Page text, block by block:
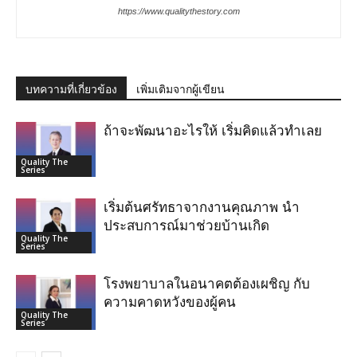
https://www.qualitythestory.com
บทความที่เกี่ยวข้อง เพิ่มเติมจากผู้เขียน
Quality The
Series
ถ้าจะพัฒนาอะไรให้ เริ่มคิดแล้วทำเลย
Quality The
Series
เริ่มต้นศรัทธาจากงานคุณภาพ นำ
ประสบการณ์มาช่วยบ้านเกิด
Quality The
Series
โรงพยาบาลในอนาคตต้องเผชิญ กับ
ความคาดหวังของผู้คน